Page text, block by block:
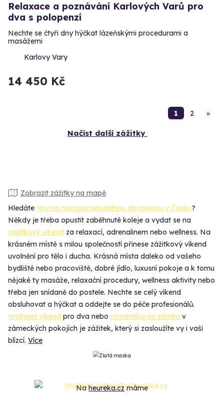
Relaxace a poznávání Karlových Varů pro
dva s polopenzí
Nechte se čtyři dny hýčkat lázeňskými procedurami a
masážemi
Karlovy Vary
14 450 Kč
1 2 »
Načíst další zážitky
Zobrazit zážitky na mapě
Hledáte tipy na nezapomenutelnou dovolenou v Česku?
Někdy je třeba opustit zaběhnuté koleje a vydat se na
zážitkový víkend za relaxací, adrenalinem nebo wellness. Na
krásném místě s milou společností přinese zážitkový víkend
uvolnění pro tělo i ducha. Krásná místa daleko od vašeho
bydliště nebo pracoviště, dobré jídlo, luxusní pokoje a k tomu
nějaké ty masáže, relaxační procedury, wellness aktivity nebo
třeba jen snídaně do postele. Nechte se celý víkend
obsluhovat a hýčkat a oddejte se do péče profesionálů.
Wellness víkend pro dva nebo romantika na zámku v
zámeckých pokojích je zážitek, který si zasloužíte vy i vaši
blízcí. Více
Naheureka.czmáme